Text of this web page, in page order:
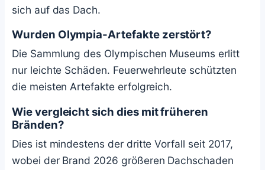
sich auf das Dach.
Wurden Olympia-Artefakte zerstört?
Die Sammlung des Olympischen Museums erlitt
nur leichte Schäden. Feuerwehrleute schützten
die meisten Artefakte erfolgreich.
Wie vergleicht sich dies mit früheren
Bränden?
Dies ist mindestens der dritte Vorfall seit 2017,
wobei der Brand 2026 größeren Dachschaden